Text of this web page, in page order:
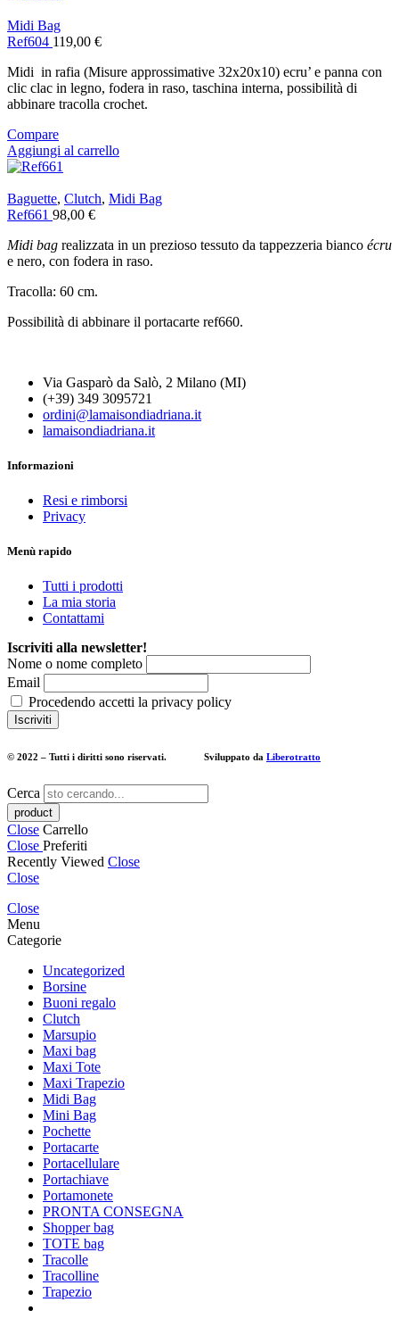
Midi Bag
Ref604 119,00 €
Midi in rafia (Misure approssimative 32x20x10) ecru’ e panna con
clic clac in legno, fodera in raso, taschina interna, possibilità di
abbinare tracolla crochet.
Compare
Aggiungi al carrello
Baguette, Clutch, Midi Bag
Ref661 98,00 €
Midi bag realizzata in un prezioso tessuto da tappezzeria bianco écru
e nero, con fodera in raso.
Tracolla: 60 cm.
Possibilità di abbinare il portacarte ref660.
Via Gasparò da Salò, 2 Milano (MI)
(+39) 349 3095721
ordini@lamaisondiadriana.it
lamaisondiadriana.it
Informazioni
Resi e rimborsi
Privacy
Menù rapido
Tutti i prodotti
La mia storia
Contattami
Iscriviti alla newsletter!
Nome o nome completo
Email
Procedendo accetti la privacy policy
© 2022 – Tutti i diritti sono riservati. Sviluppato da Liberotratto
Cerca
Close Carrello
Close Preferiti
Recently Viewed Close
Close
Close
Menu
Categorie
Uncategorized
Borsine
Buoni regalo
Clutch
Marsupio
Maxi bag
Maxi Tote
Maxi Trapezio
Midi Bag
Mini Bag
Pochette
Portacarte
Portacellulare
Portachiave
Portamonete
PRONTA CONSEGNA
Shopper bag
TOTE bag
Tracolle
Tracolline
Trapezio